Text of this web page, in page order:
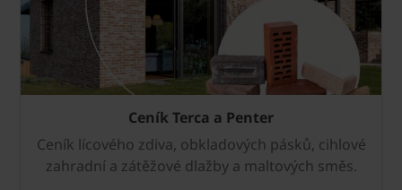
Ceník Terca a Penter
Ceník lícového zdiva, obkladových pásků, cihlové
zahradní a zátěžové dlažby a maltových směs.